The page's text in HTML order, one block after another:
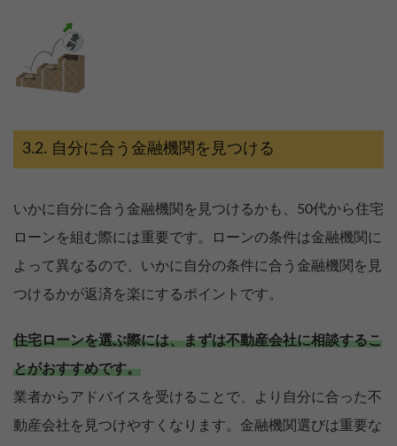
自分に合う金融機関を見つける
いかに自分に合う金融機関を見つけるかも、50代から住宅
ローンを組む際には重要です。ローンの条件は金融機関に
よって異なるので、いかに自分の条件に合う金融機関を見
つけるかが返済を楽にするポイントです。
住宅ローンを選ぶ際には、まずは不動産会社に相談するこ
とがおすすめです。
業者からアドバイスを受けることで、より自分に合った不
動産会社を見つけやすくなります。金融機関選びは重要な